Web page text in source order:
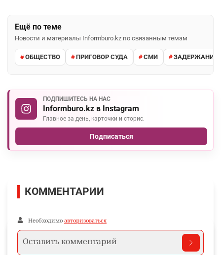
Ещё по теме
Новости и материалы Informburo.kz по связанным темам
ОБЩЕСТВО ПРИГОВОР СУДА СМИ ЗАДЕРЖАНИЕ
ПОДПИШИТЕСЬ НА НАС
Informburo.kz в Instagram
Главное за день, карточки и сторис.
Подписаться
КОММЕНТАРИИ
Необходимо авторизоваться